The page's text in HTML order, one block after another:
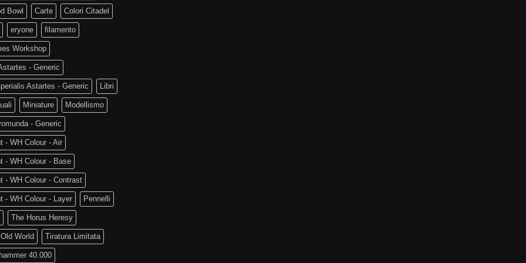
Bowl Carte Colori Citadel
eryone filamento
Workshop
- Generic
Astartes - Generic Libri
Miniature Modellismo
- Generic
- WH Colour - Air
- WH Colour - Base
- WH Colour - Contrast
- WH Colour - Layer Pennelli
The Horus Heresy
World Tiratura Limitata
40.000